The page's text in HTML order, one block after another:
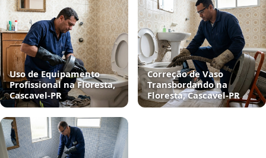
Uso de Equipamento
Profissional na Floresta,
Cascavel‑PR
Correção de Vaso
Transbordando na
Floresta, Cascavel‑PR